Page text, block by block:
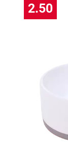
2.50